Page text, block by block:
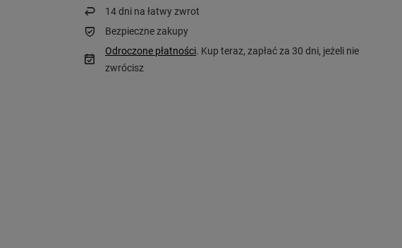
14dni na łatwy zwrot
Bezpieczne zakupy
Odroczone płatności. Kup teraz, zapłać za 30 dni, jeżeli nie
zwrócisz